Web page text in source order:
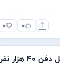
۰ ۰
اگر زیر خانه‌تان محل دفن ۴۰ هزار نفر